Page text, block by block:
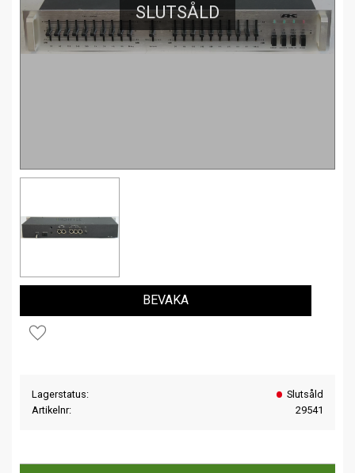
SLUTSÅLD
Lägg till i favoriter
BEVAKA
Lagerstatus
Slutsåld
Artikelnr
29541